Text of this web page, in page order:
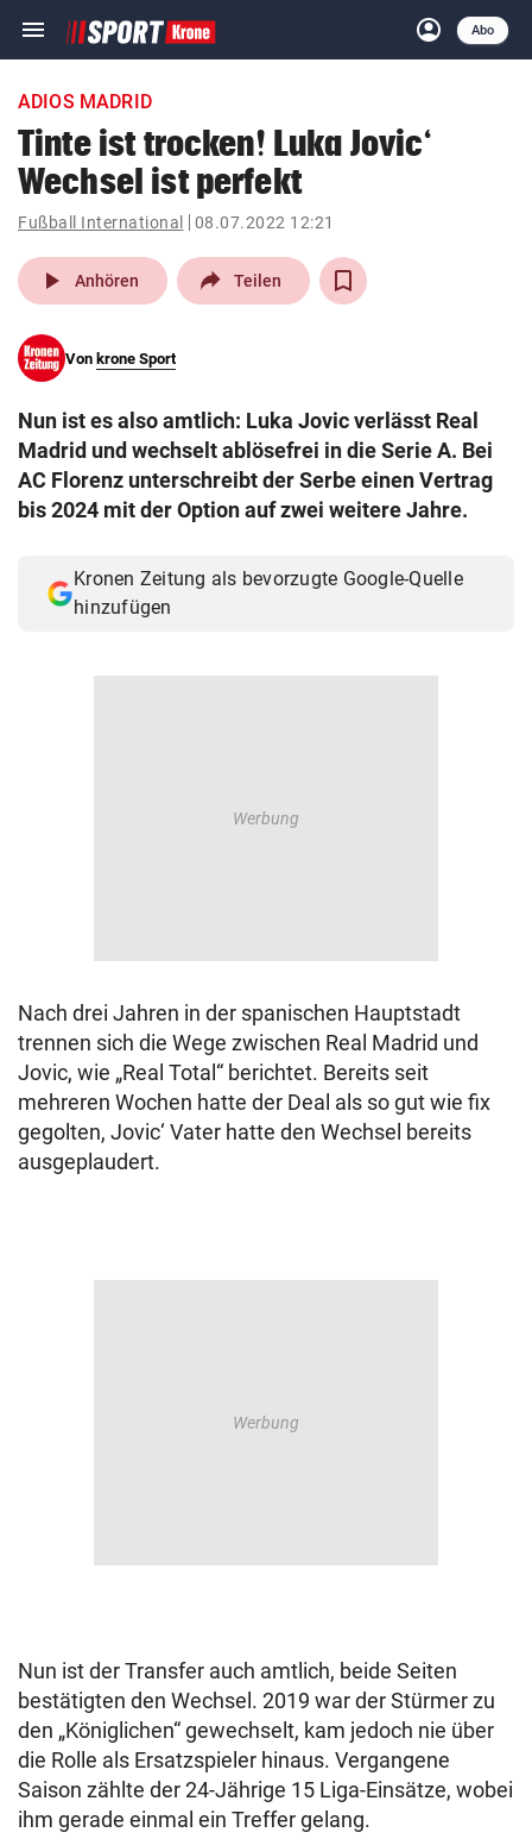
menu Navigation
ein-/ausklappen
account_circle
Anmelden
Abo
close Schließen
account_circle Anmelden
pin_drop
Wien arrow_right
search
eingeben
Muthgasse 2, 1190 Wien
ADIOS MADRID
Tinte ist trocken! Luka Jovic‘
Wechsel ist perfekt
Fußball International 08.07.2022 12:21
play_arrow Anhören Teilen
Von krone Sport
Nun ist es also amtlich: Luka Jovic verlässt Real
Madrid und wechselt ablösefrei in die Serie A. Bei
AC Florenz unterschreibt der Serbe einen Vertrag
bis 2024 mit der Option auf zwei weitere Jahre.
Kronen Zeitung als bevorzugte Google-Quelle
hinzufügen
Nach drei Jahren in der spanischen Hauptstadt
trennen sich die Wege zwischen Real Madrid und
Jovic, wie „Real Total“ berichtet. Bereits seit
mehreren Wochen hatte der Deal als so gut wie fix
gegolten, Jovic‘ Vater hatte den Wechsel bereits
ausgeplaudert.
Nun ist der Transfer auch amtlich, beide Seiten
bestätigten den Wechsel. 2019 war der Stürmer zu
den „Königlichen“ gewechselt, kam jedoch nie über
die Rolle als Ersatzspieler hinaus. Vergangene
Saison zählte der 24-Jährige 15 Liga-Einsätze, wobei
ihm gerade einmal ein Treffer gelang.